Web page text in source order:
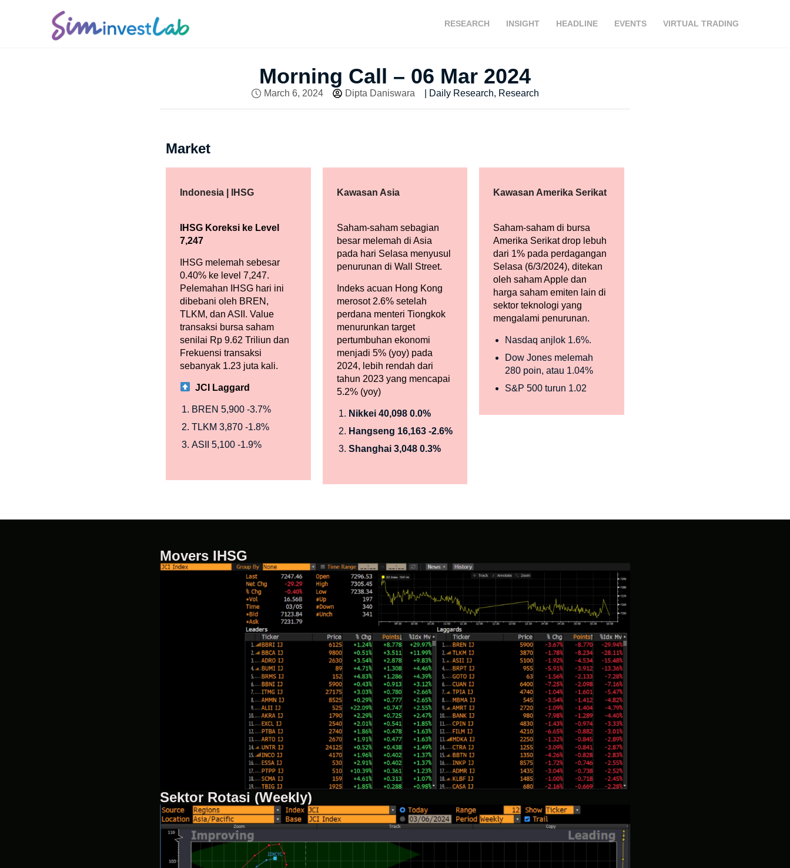
RESEARCH INSIGHT HEADLINE EVENTS VIRTUAL TRADING
Morning Call – 06 Mar 2024
March 6, 2024 Dipta Daniswara Daily Research, Research
Market
Indonesia | IHSG
IHSG Koreksi ke Level
7,247
IHSG melemah sebesar
0.40% ke level 7,247.
Pelemahan IHSG hari ini
dibebani oleh BREN,
TLKM, dan ASII. Value
transaksi bursa saham
senilai Rp 9.62 Triliun dan
Frekuensi transaksi
sebanyak 1.23 juta kali.
JCI Laggard
BREN 5,900 -3.7%
TLKM 3,870 -1.8%
ASII 5,100 -1.9%
Kawasan Asia
Saham-saham sebagian
besar melemah di Asia
pada hari Selasa menyusul
penurunan di Wall Street.
Indeks acuan Hong Kong
merosot 2.6% setelah
perdana menteri Tiongkok
menurunkan target
pertumbuhan ekonomi
menjadi 5% (yoy) pada
2024, lebih rendah dari
tahun 2023 yang mencapai
5.2% (yoy)
Nikkei 40,098 0.0%
Hangseng 16,163 -2.6%
Shanghai 3,048 0.3%
Kawasan Amerika Serikat
Saham-saham di bursa
Amerika Serikat drop lebuh
dari 1% pada perdagangan
Selasa (6/3/2024), ditekan
oleh saham Apple dan
harga saham emiten lain di
sektor teknologi yang
mengalami penurunan.
Nasdaq anjlok 1.6%.
Dow Jones melemah
280 poin, atau 1.04%
S&P 500 turun 1.02
Movers IHSG
Sektor Rotasi (Weekly)